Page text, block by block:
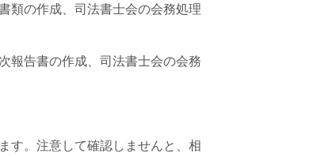
類の作成、司法書士会の会務処理
報告書の作成、司法書士会の会務
す。注意して確認しませんと、相